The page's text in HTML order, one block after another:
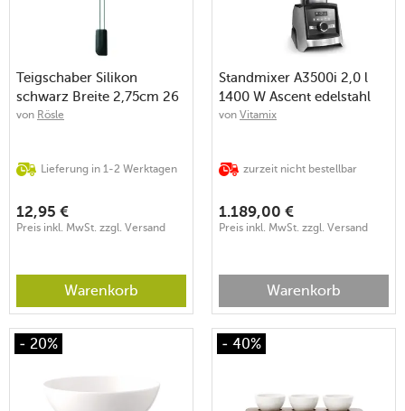
Teigschaber Silikon
schwarz Breite 2,75cm 26
cm
von Rösle
Lieferung in 1-2 Werktagen
12,95 €
Preis inkl. MwSt. zzgl. Versand
Warenkorb
Standmixer A3500i 2,0 l
1400 W Ascent edelstahl
von Vitamix
zurzeit nicht bestellbar
1.189,00 €
Preis inkl. MwSt. zzgl. Versand
Warenkorb
- 20% - 40%